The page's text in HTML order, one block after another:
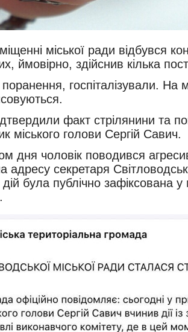
міської ради відбувся
ймовірно, здійснив кілька
госпіталізували. На
факт стрілянини та
міського голови Сергій Савич.
дня чоловік поводився
адресу секретаря
була публічно зафіксована